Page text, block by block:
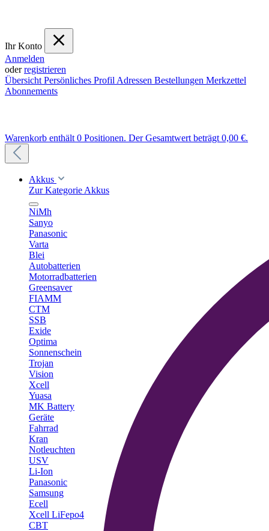
Ihr Konto
Anmelden
oderregistrieren
Übersicht Persönliches Profil Adressen Bestellungen Merkzettel
Abonnements
Warenkorb enthält 0 Positionen. Der Gesamtwert beträgt 0,00 €.
Akkus
Zur Kategorie Akkus
NiMh
Sanyo
Panasonic
Varta
Blei
Autobatterien
Motorradbatterien
Greensaver
FIAMM
CTM
SSB
Exide
Optima
Sonnenschein
Trojan
Vision
Xcell
Yuasa
MK Battery
Geräte
Fahrrad
Kran
Notleuchten
USV
Li-Ion
Panasonic
Samsung
Ecell
Xcell LiFepo4
CBT